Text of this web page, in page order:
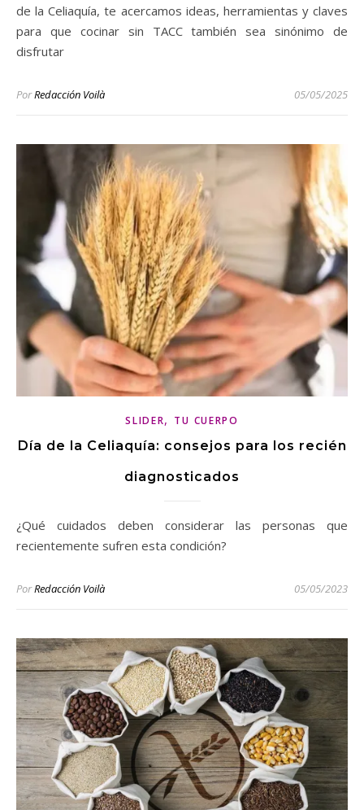
de la Celiaquía, te acercamos ideas, herramientas y claves
para que cocinar sin TACC también sea sinónimo de
disfrutar
PorRedacción Voilà 05/05/2025
SLIDER, TU CUERPO
Día de la Celiaquía: consejos para los recién
diagnosticados
¿Qué cuidados deben considerar las personas que
recientemente sufren esta condición?
PorRedacción Voilà 05/05/2023